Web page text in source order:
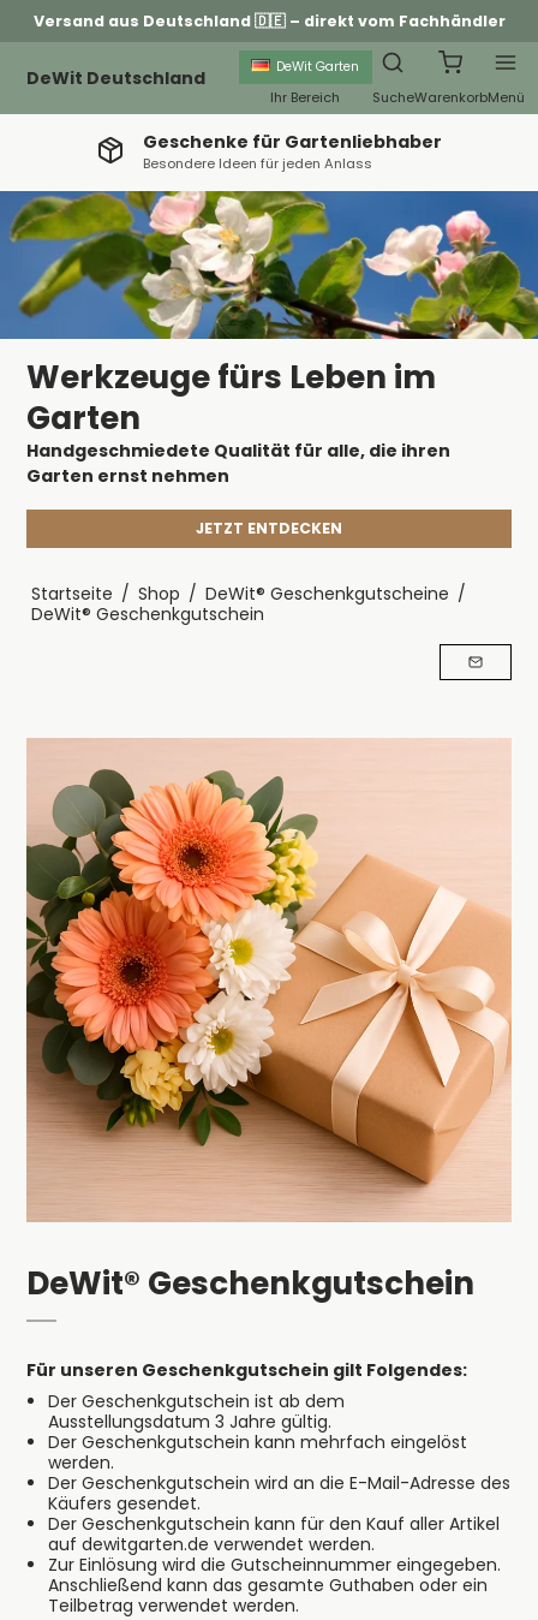
Versand aus Deutschland 🇩🇪 – direkt vom Fachhändler
DeWit Deutschland DeWit Garten
Ihr Bereich SucheWarenkorbMenü
Geschenke für Gartenliebhaber
Besondere Ideen für jeden Anlass
Werkzeuge fürs Leben im
Garten
Handgeschmiedete Qualität für alle, die ihren
Garten ernst nehmen
JETZT ENTDECKEN
Startseite / Shop / DeWit® Geschenkgutscheine /
DeWit® Geschenkgutschein
DeWit® Geschenkgutschein
Für unseren Geschenkgutschein gilt Folgendes:
Der Geschenkgutschein ist ab dem
Ausstellungsdatum 3 Jahre gültig.
Der Geschenkgutschein kann mehrfach eingelöst
werden.
Der Geschenkgutschein wird an die E-Mail-Adresse des
Käufers gesendet.
Der Geschenkgutschein kann für den Kauf aller Artikel
auf dewitgarten.de verwendet werden.
Zur Einlösung wird die Gutscheinnummer eingegeben.
Anschließend kann das gesamte Guthaben oder ein
Teilbetrag verwendet werden.